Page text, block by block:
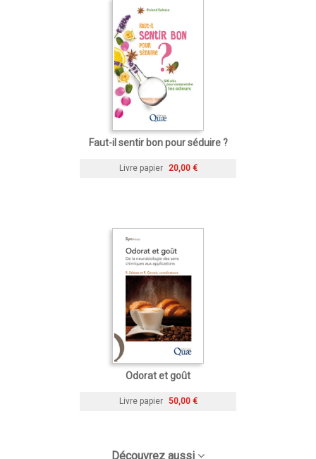
Faut-il sentir bon pour séduire ?
Livre papier 20,00 €
Odorat et goût
Livre papier 50,00 €
Découvrez aussi